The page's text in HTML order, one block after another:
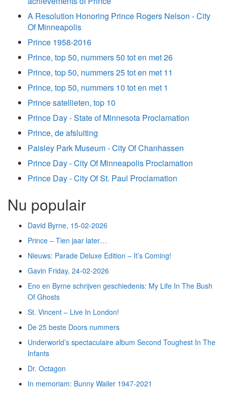
A Resolution Honoring Prince Rogers Nelson - City
Of Minneapolis
Prince 1958-2016
Prince, top 50, nummers 50 tot en met 26
Prince, top 50, nummers 25 tot en met 11
Prince, top 50, nummers 10 tot en met 1
Prince satellieten, top 10
Prince Day - State of Minnesota Proclamation
Prince, de afsluiting
Paisley Park Museum - City Of Chanhassen
Prince Day - City Of Minneapolis Proclamation
Prince Day - City Of St. Paul Proclamation
Nu populair
David Byrne, 15-02-2026
Prince – Tien jaar later…
Nieuws: Parade Deluxe Edition – It’s Coming!
Gavin Friday, 24-02-2026
Eno en Byrne schrijven geschiedenis: My Life In The Bush
Of Ghosts
St. Vincent – Live In London!
De 25 beste Doors nummers
Underworld’s spectaculaire album Second Toughest In The
Infants
Dr. Octagon
In memoriam: Bunny Wailer 1947-2021